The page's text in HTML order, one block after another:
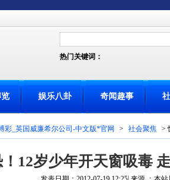
热门关键词：
娱乐八卦 奇闻趣事
彩_英国威廉希尔公司-中文版*官网 > 社会聚焦 >
12岁少年开天窗吸毒